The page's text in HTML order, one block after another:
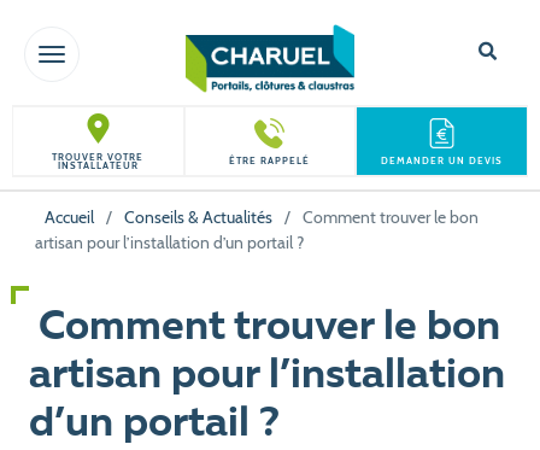
TOGGLE NAVIGATION
TROUVER VOTRE
INSTALLATEUR ÊTRE RAPPELÉ DEMANDER UN DEVIS
Accueil / Conseils & Actualités / Comment trouver le bon
artisan pour l’installation d’un portail ?
Comment trouver le bon
artisan pour l’installation
d’un portail ?